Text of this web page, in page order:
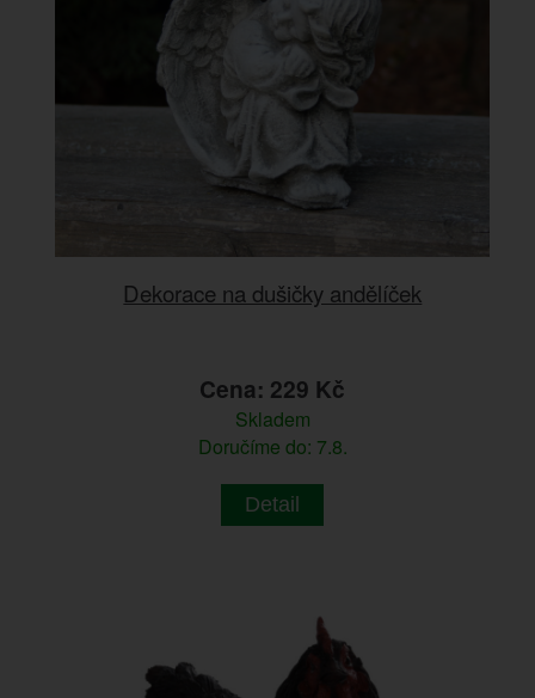
Dekorace na dušičky andělíček
Cena: 229 Kč
Skladem
Doručíme do: 7.8.
Detail